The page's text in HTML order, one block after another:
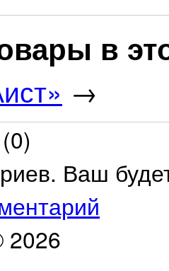
в
→
0)
Ваш
2026